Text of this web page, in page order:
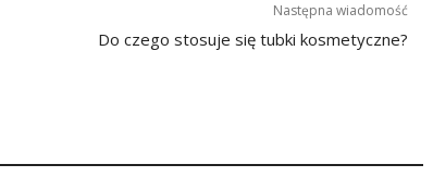
Następna wiadomość
Do czego stosuje się tubki kosmetyczne?